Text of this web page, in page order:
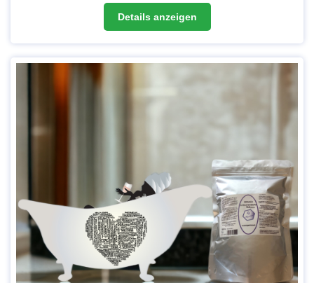
Es handelt sich um Rohstoffe, die in medizinischen Anwendungen
Nebenprodukten, die bei der Herstellung entstehen können, wird so
auf ein vernachlässigbares Minimum reduziert.
desto weniger Fremdprodukte wie Schwermetalle o.ä. sind im Produkt
Magnesiumchlorid in pharmazeutischer Qualität, Gehalt
>99,9 %wird in der EU hergestellt. Durch mehrere Verfahren und
Aufreinigungen kann dann diese Qualitätsstufe erreicht werden. Unser
Magnesiumchlorid entspricht den Ph.Eur.-Richtlinien (zusätzlich auch
den Richtinien BP, USP, JP, FCC und ACS).
Details anzeigen